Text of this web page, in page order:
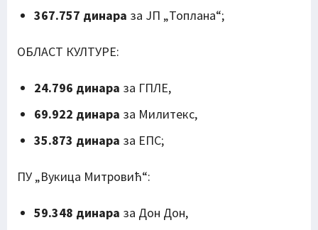
367.757 динара за ЈП „Топлана“;
ОБЛАСТ КУЛТУРЕ:
24.796 динара за ГПЛЕ,
69.922 динара за Милитекс,
35.873 динара за ЕПС;
ПУ „Вукица Митровић“:
59.348 динара за Дон Дон,